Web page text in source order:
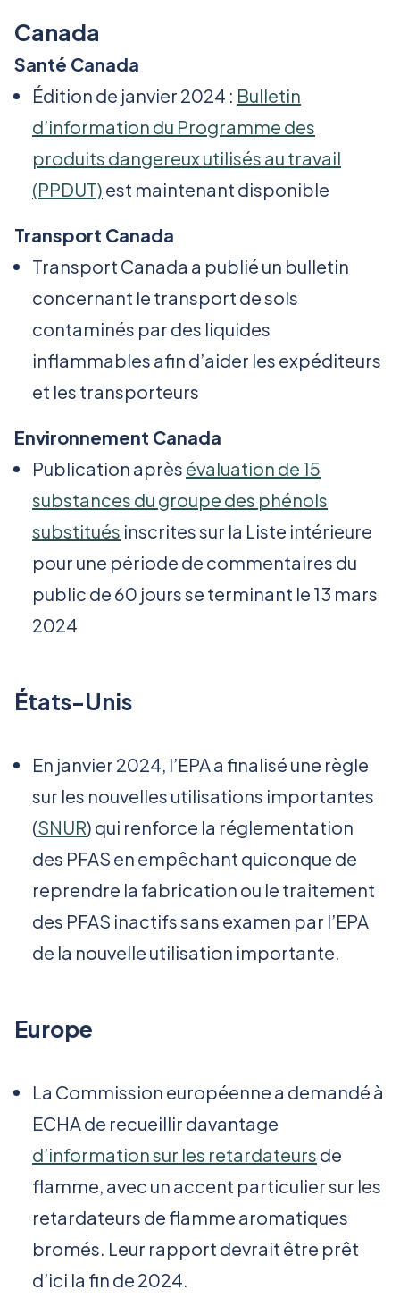
Canada
Santé Canada
Édition de janvier 2024 : Bulletin
d’information du Programme des
produits dangereux utilisés au travail
(PPDUT) est maintenant disponible
Transport Canada
Transport Canada a publié un bulletin
concernant le transport de sols
contaminés par des liquides
inflammables afin d’aider les expéditeurs
et les transporteurs
Environnement Canada
Publication après évaluation de 15
substances du groupe des phénols
substitués inscrites sur la Liste intérieure
pour une période de commentaires du
public de 60 jours se terminant le 13 mars
2024
États-Unis
En janvier 2024, l’EPA a finalisé une règle
sur les nouvelles utilisations importantes
(SNUR) qui renforce la réglementation
des PFAS en empêchant quiconque de
reprendre la fabrication ou le traitement
des PFAS inactifs sans examen par l’EPA
de la nouvelle utilisation importante.
Europe
La Commission européenne a demandé à
ECHA de recueillir davantage
d’information sur les retardateurs de
flamme, avec un accent particulier sur les
retardateurs de flamme aromatiques
bromés. Leur rapport devrait être prêt
d’ici la fin de 2024.